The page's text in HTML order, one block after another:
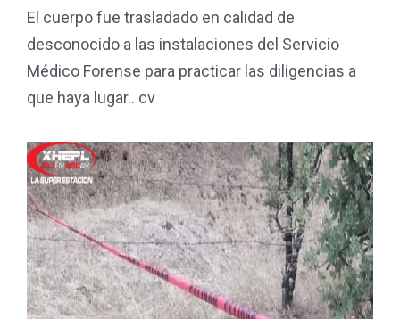
El cuerpo fue trasladado en calidad de
desconocido a las instalaciones del Servicio
Médico Forense para practicar las diligencias a
que haya lugar.. cv